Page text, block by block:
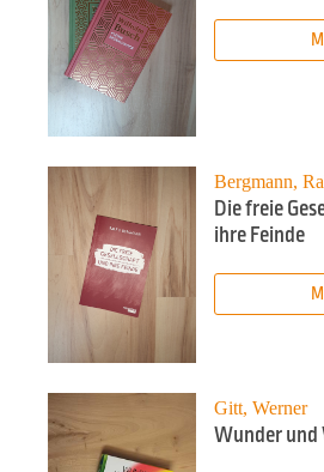
Bergmann,
Die freie
ihre Feinde
Gitt, Werner
Wunder und